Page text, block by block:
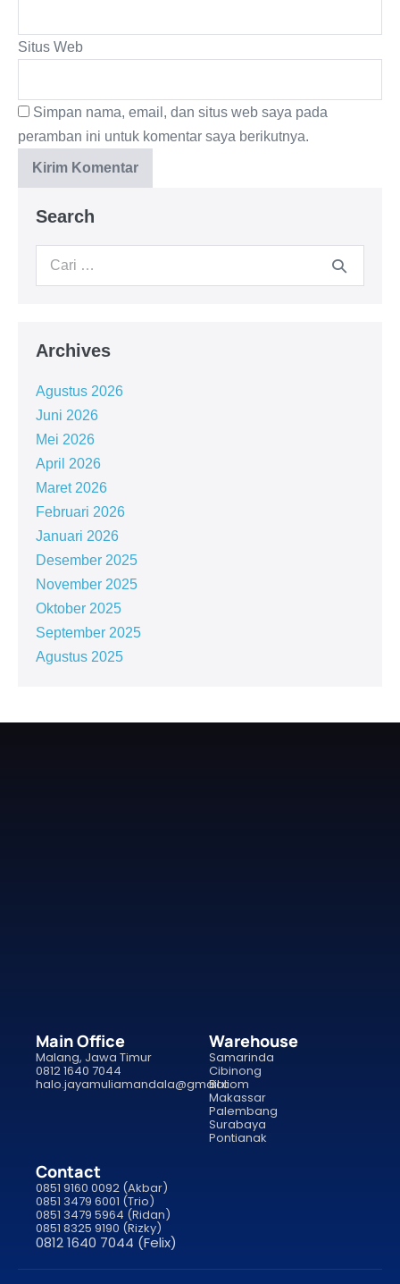
Situs Web
Simpan nama, email, dan situs web saya pada
peramban ini untuk komentar saya berikutnya.
Search
Archives
Agustus 2026
Juni 2026
Mei 2026
April 2026
Maret 2026
Februari 2026
Januari 2026
Desember 2025
November 2025
Oktober 2025
September 2025
Agustus 2025
Main Office
Malang, Jawa Timur
0812 1640 7044
halo.jayamuliamandala@gmail.com
Warehouse
Samarinda
Cibinong
Bali
Makassar
Palembang
Surabaya
Pontianak
Contact
0851 9160 0092 (Akbar)
0851 3479 6001 (Trio)
0851 3479 5964 (Ridan)
0851 8325 9190 (Rizky)
0812 1640 7044 (Felix)